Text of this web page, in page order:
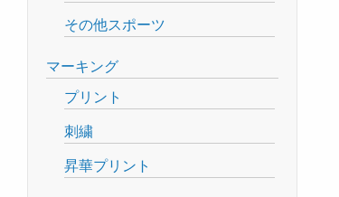
その他スポーツ
マーキング
プリント
刺繍
昇華プリント